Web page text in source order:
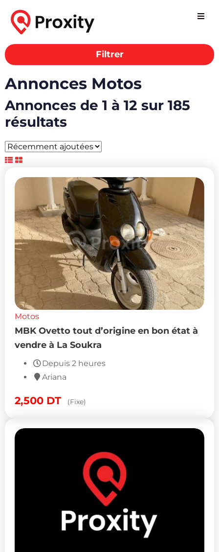
Filtrer
Annonces Motos
Annonces de 1 à 12 sur 185
résultats
Motos
MBK Ovetto tout d’origine en bon état à
vendre à La Soukra
Depuis 2 heures
Ariana
2,500 DT (Fixe)